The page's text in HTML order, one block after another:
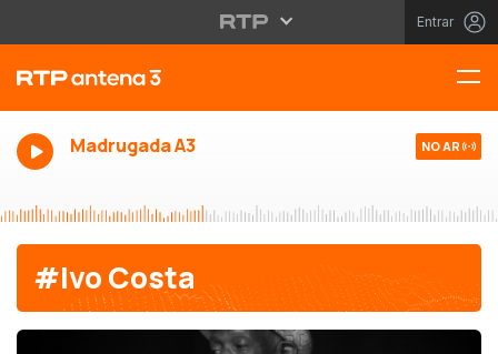
Entrar
Madrugada A3 NO AR
#Ivo Costa